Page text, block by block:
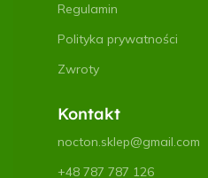
Regulamin
Polityka prywatności
Zwroty
Kontakt
nocton.sklep@gmail.com
+48 787 787 126